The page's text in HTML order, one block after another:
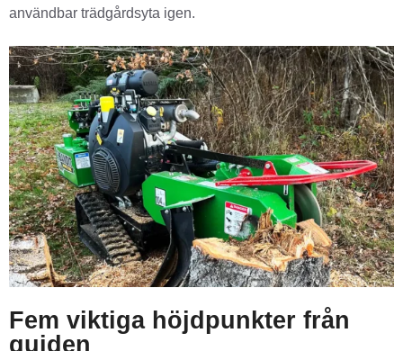
användbar trädgårdsyta igen.
Fem viktiga höjdpunkter från
guiden